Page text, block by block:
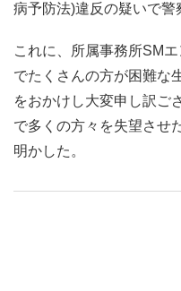
病予防法)違反の疑いで警
これに、所属事務所SM
でたくさんの方が困難な
をおかけし大変申し訳ご
で多くの方々を失望させ
明かした。